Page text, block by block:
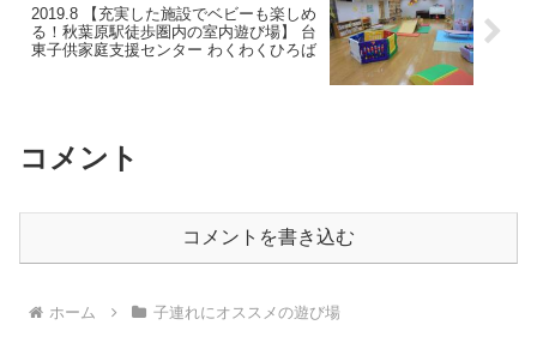
2019.8 【充実した施設でベビーも楽しめ
る！秋葉原駅徒歩圏内の室内遊び場】 台
東子供家庭支援センター わくわくひろば
コメント
コメントを書き込む
ホーム 子連れにオススメの遊び場